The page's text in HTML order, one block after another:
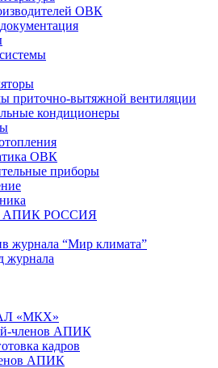
ОВК
приточно-вытяжной вентиляции
кондиционеры
ОВК
приборы
АПИК РОССИЯ
журнала “Мир климата”
журнала
«МКХ»
членов АПИК
кадров
АПИК